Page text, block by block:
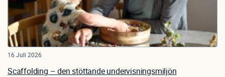
16 Juli 2026
Scaffolding – den stöttande undervisningsmiljön